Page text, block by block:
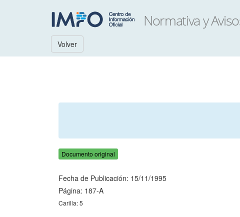
Volver
Documento original
Fecha de Publicación: 15/11/1995
Página: 187-A
Carilla: 5